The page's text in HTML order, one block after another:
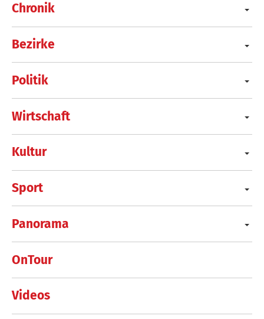
Chronik
Bezirke
Politik
Wirtschaft
Kultur
Sport
Panorama
OnTour
Videos